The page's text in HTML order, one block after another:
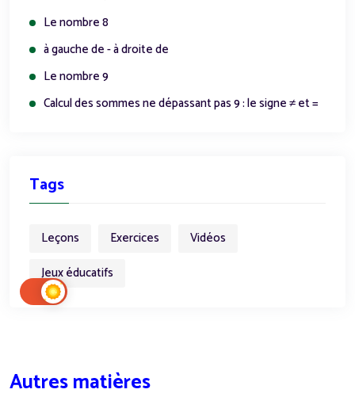
Le nombre 8
à gauche de - à droite de
Le nombre 9
Calcul des sommes ne dépassant pas 9 : le signe ≠ et =
Tags
Leçons Exercices
Vidéos
Jeux éducatifs
Autres matières